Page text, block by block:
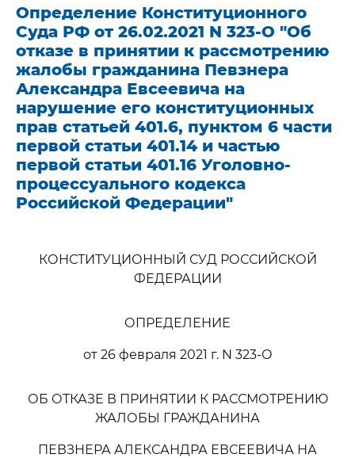
Определение Конституционного
Суда РФ от 26.02.2021 N 323-О "Об
отказе в принятии к рассмотрению
жалобы гражданина Певзнера
Александра Евсеевича на
нарушение его конституционных
прав статьей 401.6, пунктом 6 части
первой статьи 401.14 и частью
первой статьи 401.16 Уголовно-
процессуального кодекса
Российской Федерации"
КОНСТИТУЦИОННЫЙ СУД РОССИЙСКОЙ
ФЕДЕРАЦИИ
ОПРЕДЕЛЕНИЕ
от 26 февраля 2021 г. N 323-О
ОБ ОТКАЗЕ В ПРИНЯТИИ К РАССМОТРЕНИЮ
ЖАЛОБЫ ГРАЖДАНИНА
ПЕВЗНЕРА АЛЕКСАНДРА ЕВСЕЕВИЧА НА